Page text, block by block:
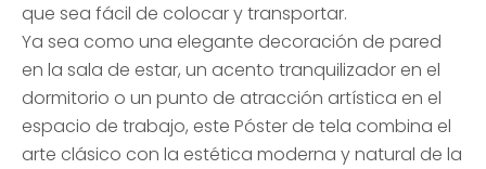
que sea fácil de colocar y transportar.
Ya sea como una elegante decoración de pared
en la sala de estar, un acento tranquilizador en el
dormitorio o un punto de atracción artística en el
espacio de trabajo, este Póster de tela combina el
arte clásico con la estética moderna y natural de la